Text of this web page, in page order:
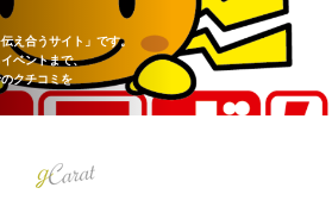
え合うサイト」です。
ベントまで、
クチコミを